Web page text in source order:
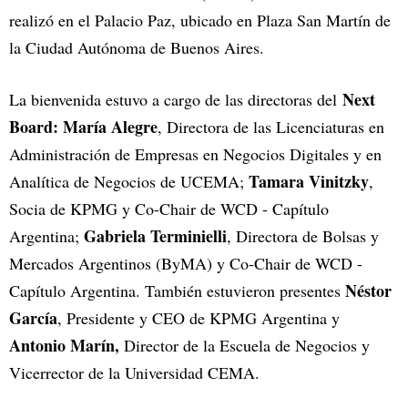
realizó en el Palacio Paz, ubicado en Plaza San Martín de
la Ciudad Autónoma de Buenos Aires.
La bienvenida estuvo a cargo de las directoras del Next
Board: María Alegre, Directora de las Licenciaturas en
Administración de Empresas en Negocios Digitales y en
Analítica de Negocios de UCEMA; Tamara Vinitzky,
Socia de KPMG y Co-Chair de WCD - Capítulo
Argentina; Gabriela Terminielli, Directora de Bolsas y
Mercados Argentinos (ByMA) y Co-Chair de WCD -
Capítulo Argentina. También estuvieron presentes Néstor
García, Presidente y CEO de KPMG Argentina y
Antonio Marín, Director de la Escuela de Negocios y
Vicerrector de la Universidad CEMA.